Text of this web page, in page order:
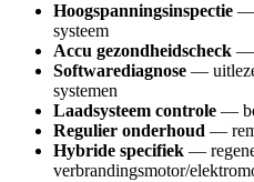
Hoogspanningsinspectie —
systeem
Accu gezondheidscheck —
Softwarediagnose —
systemen
Laadsysteem controle —
Regulier onderhoud —
Hybride specifiek —
verbrandingsmotor/